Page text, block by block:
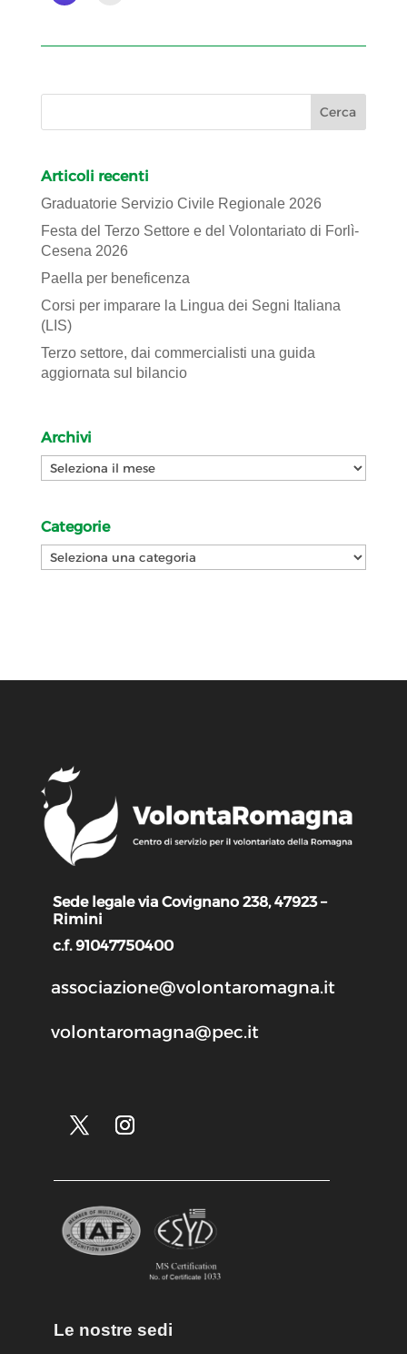
Articoli recenti
Graduatorie Servizio Civile Regionale 2026
Festa del Terzo Settore e del Volontariato di Forlì-
Cesena 2026
Paella per beneficenza
Corsi per imparare la Lingua dei Segni Italiana
(LIS)
Terzo settore, dai commercialisti una guida
aggiornata sul bilancio
Archivi
Archivi
Categorie
Categorie
Sede legale via Covignano 238, 47923 –
Rimini
c.f. 91047750400
associazione@volontaromagna.it
volontaromagna@pec.it
Le nostre sedi